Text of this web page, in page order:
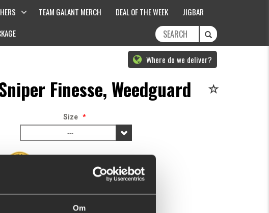
Om
TEAM GALANT MERCH DEAL OF THE WEEK
JIGBAR
Where do we deliver?
Finesse, Weedguard
Size *
---